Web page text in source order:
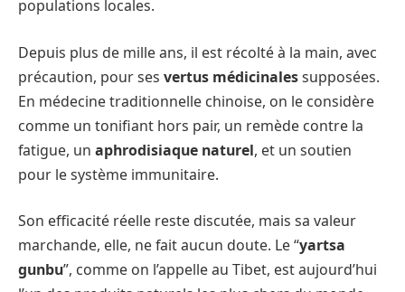
populations locales.
Depuis plus de mille ans, il est récolté à la main, avec
précaution, pour ses vertus médicinalessupposées.
En médecine traditionnelle chinoise, on le considère
comme un tonifiant hors pair, un remède contre la
fatigue, un aphrodisiaque naturel, et un soutien
pour le système immunitaire.
Son efficacité réelle reste discutée, mais sa valeur
marchande, elle, ne fait aucun doute. Le “yartsa
gunbu”, comme on l’appelle au Tibet, est aujourd’hui